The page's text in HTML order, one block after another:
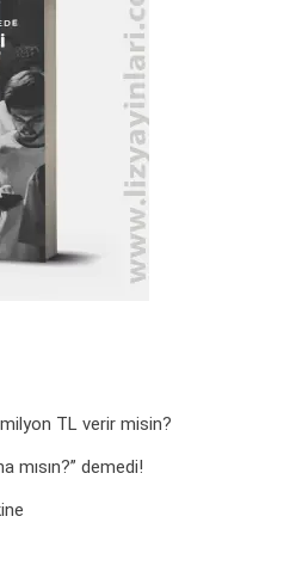
TL verir misin?
mısın?” demedi!